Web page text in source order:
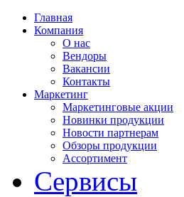
Главная
Компания
О нас
Вендоры
Вакансии
Контакты
Маркетинг
Маркетинговые акции
Новинки продукции
Новости партнерам
Обзоры продукции
Ассортимент
Сервисы